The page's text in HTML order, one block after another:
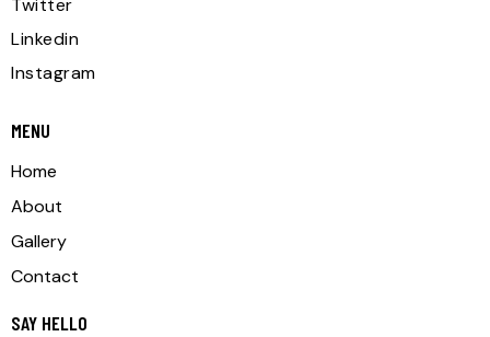
Twitter
Linkedin
Instagram
MENU
Home
About
Gallery
Contact
SAY HELLO